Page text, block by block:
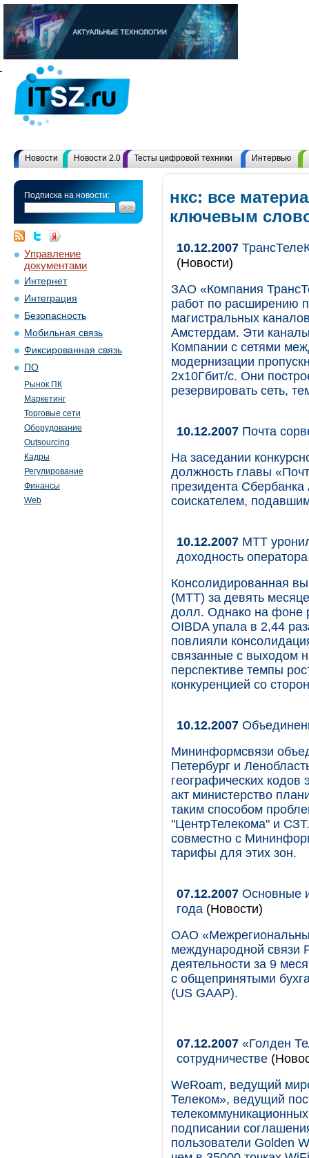
Новости Новости 2.0 Тесты цифровой техники Интервью
Подписка на новости:
Управление
документами
Интернет
Интеграция
Безопасность
Мобильная связь
Фиксированная связь
ПО
Рынок ПК
Маркетинг
Торговые сети
Оборудование
Outsourcing
Кадры
Регулирование
Финансы
Web
нкс: все
ключевым
10.12.2007
(Новости)
ЗАО «Компания
работ по расширению
магистральных
Амстердам. Эти
Компании с сетями
модернизации
2х10Гбит/с. Они
резервировать сеть,
10.12.2007 Почта
На заседании
должность главы
президента
соискателем,
10.12.2007 МТТ
доходность оператора
Консолидированная
(МТТ) за девять
долл. Однако на фоне
OIBDA упала в 2,44
повлияли
связанные с выходом
перспективе темпы
конкуренцией со
10.12.2007
Мининформсвязи
Петербург и
географических кодов
акт министерство
таким способом
"ЦентрТелекома" и
совместно с
тарифы для этих зон.
07.12.2007 Основные
года (Новости)
ОАО
международной связи
деятельности за 9
с общепринятыми
(US GAAP).
07.12.2007 «Голден
сотрудничестве
WeRoam, ведущий
Телеком», ведущий
подписании
пользователи Golden